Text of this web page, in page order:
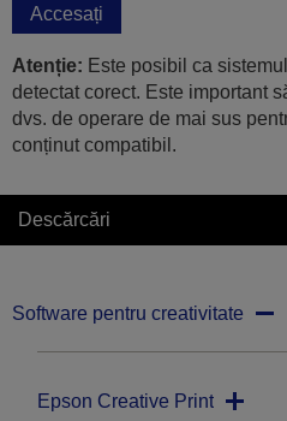
Accesați
Atenție: Este posibil ca
detectat corect. Este important
dvs. de operare de mai sus
conținut compatibil.
Descărcări
Software pentru creativitate
Epson Creative Print